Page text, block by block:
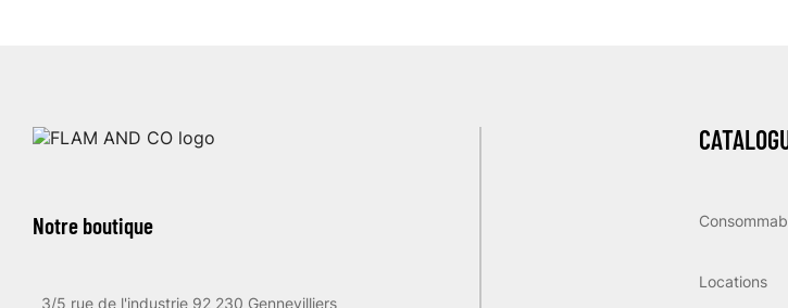
Notre boutique
3/5 rue de l'industrie 92 230 Gennevilliers
Locations